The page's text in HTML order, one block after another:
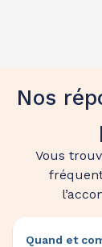
Nos
Vous
Quand et